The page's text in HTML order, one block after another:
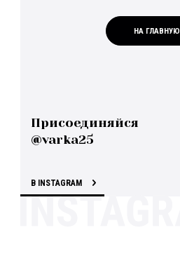
НА ГЛАВНУЮ
Присоединяйся
@varka25
В INSTAGRAM